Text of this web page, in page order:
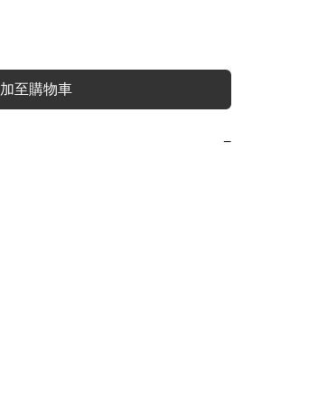
加至購物車
−